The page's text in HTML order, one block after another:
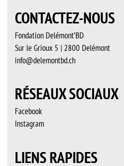
CONTACTEZ-NOUS
Fondation Delémont’BD
Sur le Grioux 5 | 2800 Delémont
info@delemontbd.ch
RÉSEAUX SOCIAUX
Facebook
Instagram
LIENS RAPIDES